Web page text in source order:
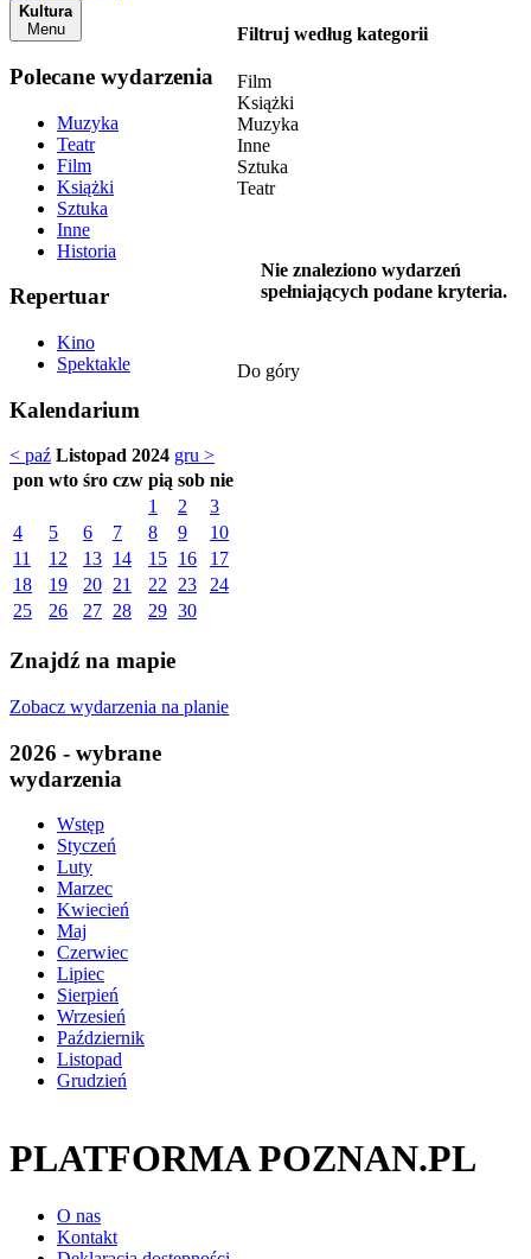
Kultura
Menu
Polecane wydarzenia
Muzyka
Teatr
Film
Książki
Sztuka
Inne
Historia
Repertuar
Kino
Spektakle
Kalendarium
< paź Listopad 2024 gru >
pon wto śro czw pią sob nie
1
2
3
4
5 6 7 8 9
10
11
12 13 14 15 16
17
18
19 20 21 22 23
24
25
26 27 28 29 30
Znajdź na mapie
Zobacz wydarzenia na planie
2026 - wybrane
wydarzenia
Wstęp
Styczeń
Luty
Marzec
Kwiecień
Maj
Czerwiec
Lipiec
Sierpień
Wrzesień
Październik
Listopad
Grudzień
Filtruj według kategorii
Film
Książki
Muzyka
Inne
Sztuka
Teatr
Nie znaleziono wydarzeń
spełniających podane kryteria.
Do góry
PLATFORMA POZNAN.PL
O nas
Kontakt